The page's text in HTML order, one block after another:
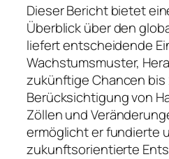
Dieser Bericht bietet
Überblick über den
liefert entscheidende
Wachstumsmuster,
zukünftige Chancen bis
Berücksichtigung von
Zöllen und
ermöglicht er fundierte
zukunftsorientierte